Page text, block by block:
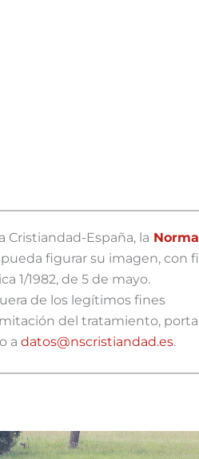
Cristiandad-España, la
figurar su imagen, con
1/1982, de 5 de mayo.
de los legítimos fines
del tratamiento,
a datos@nscristiandad.es.